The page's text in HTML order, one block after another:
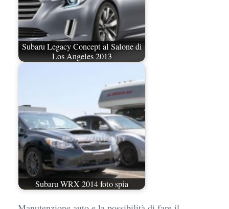
Subaru Legacy Concept al Salone di
Los Angeles 2013
Subaru WRX 2014 foto spia